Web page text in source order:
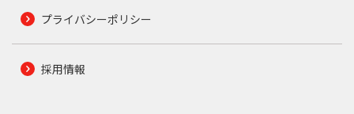
プライバシーポリシー
採用情報